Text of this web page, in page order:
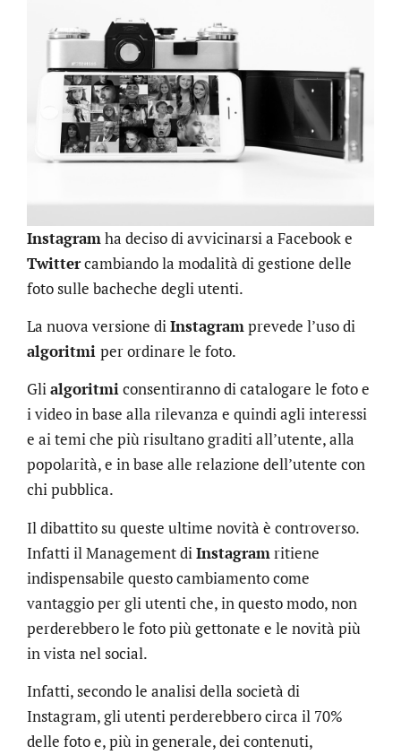
Instagramha deciso di avvicinarsi a Facebook e
Twittercambiando la modalità di gestione delle
foto sulle bacheche degli utenti.
La nuova versione diInstagramprevede l’uso di
algoritmi per ordinare le foto.
Glialgoritmiconsentiranno di catalogare le foto e
i video in base alla rilevanza e quindi agli interessi
e ai temi che più risultano graditi all’utente, alla
popolarità, e in base alle relazione dell’utente con
chi pubblica.
Il dibattito su queste ultime novità è controverso.
Infatti il Management diInstagramritiene
indispensabile questo cambiamento come
vantaggio per gli utenti che, in questo modo, non
perderebbero le foto più gettonate e le novità più
in vista nel social.
Infatti, secondo le analisi della società di
Instagram, gli utenti perderebbero circa il 70%
delle foto e, più in generale, dei contenuti,